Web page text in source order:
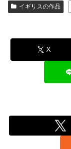
イギリスの作品
X